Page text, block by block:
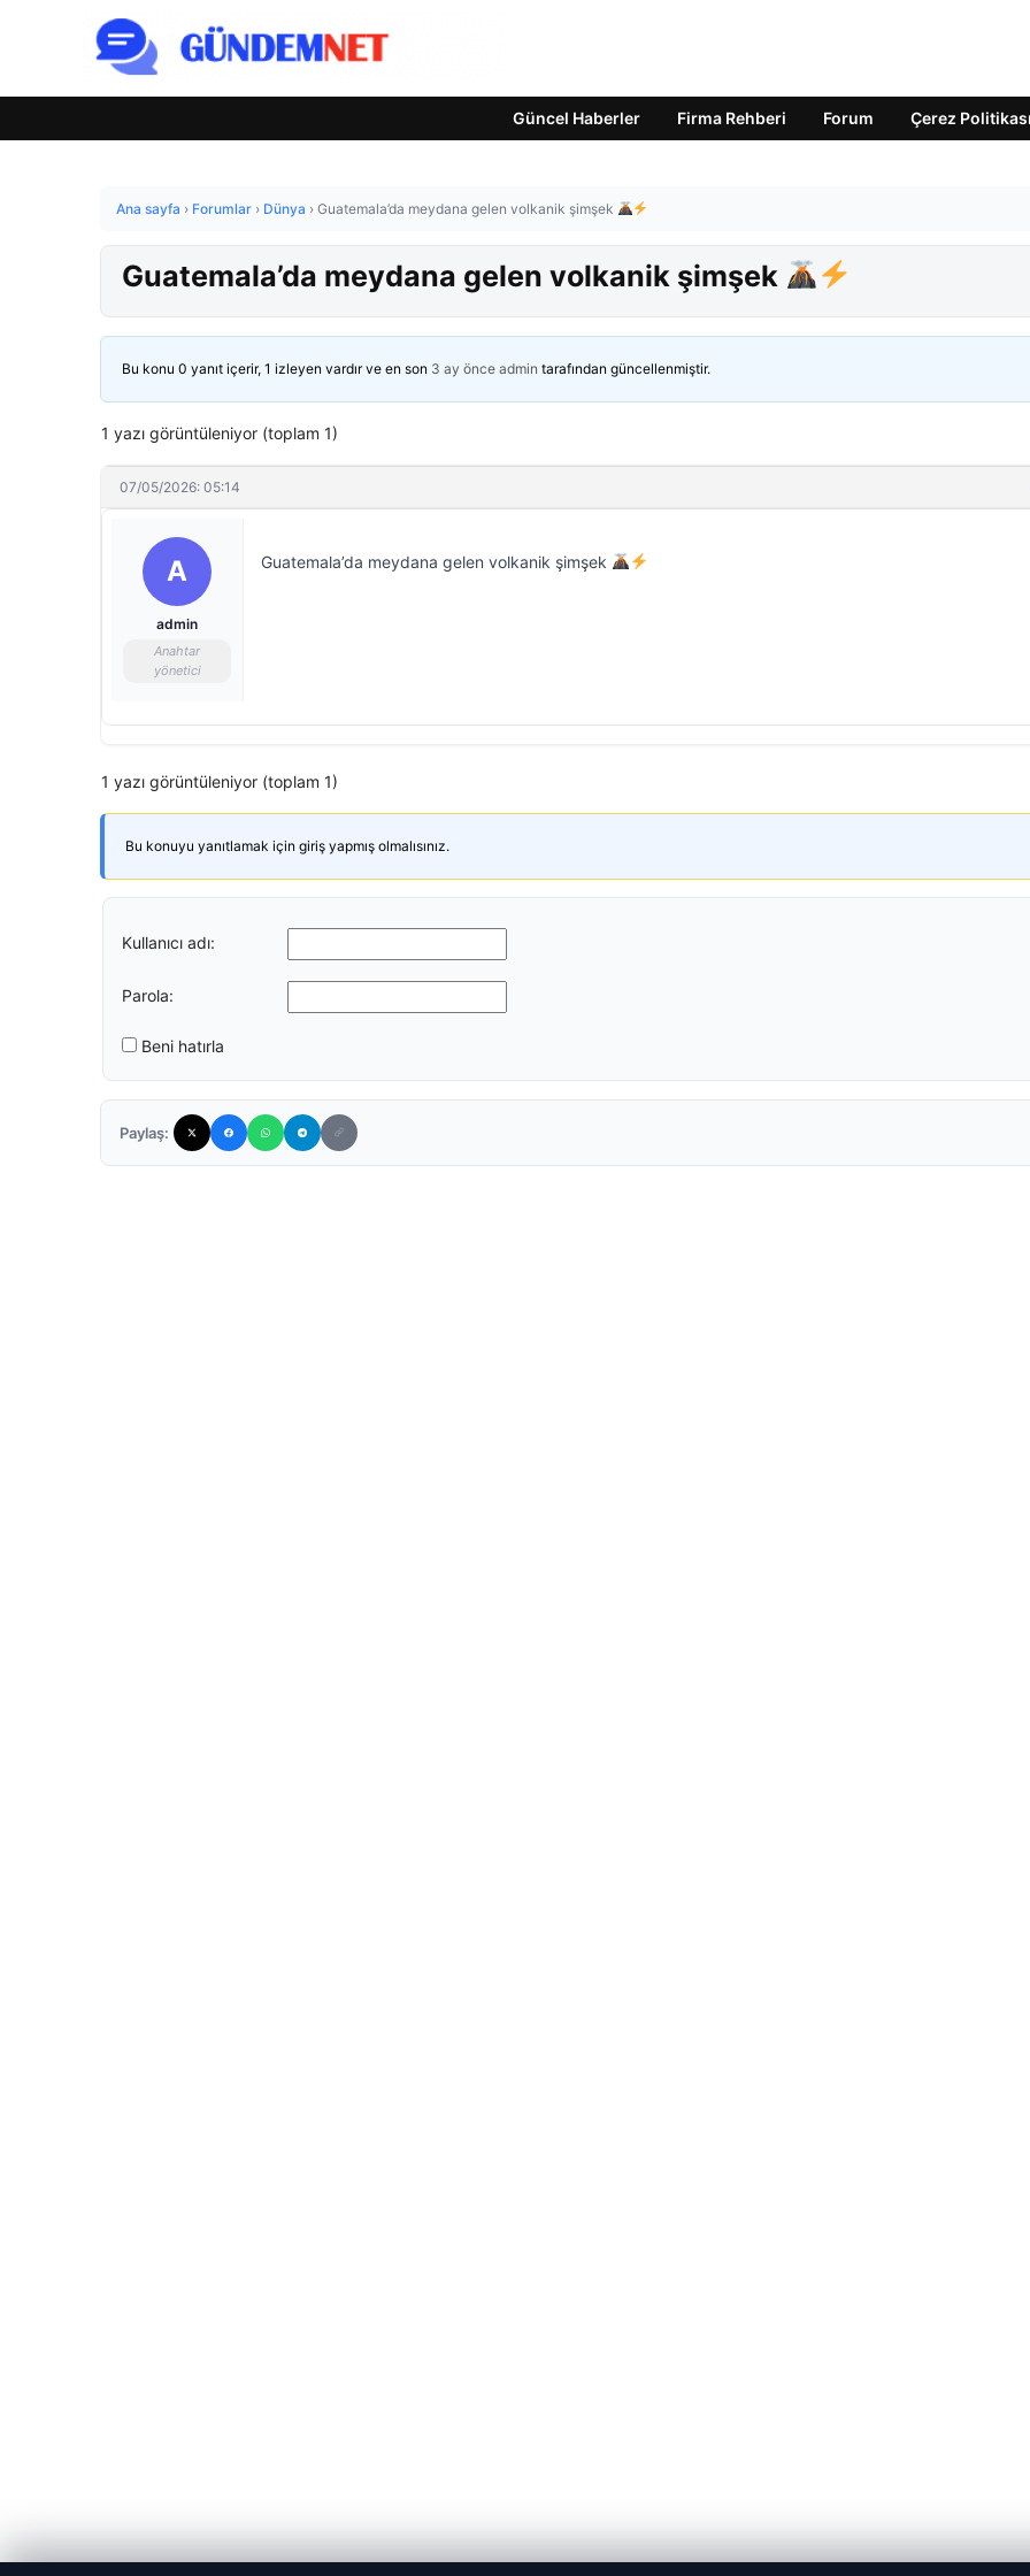
Güncel Haberler Firma Rehberi Forum Çerez Politikası
Ana sayfa › Forumlar › Dünya › Guatemala’da meydana gelen volkanik şimşek
Guatemala’da meydana gelen volkanik şimşek
Bu konu 0 yanıt içerir, 1 izleyen vardır ve en son 3 ay önce admin tarafından güncellenmiştir.
1 yazı görüntüleniyor (toplam 1)
07/05/2026: 05:14
A
admin
Anahtar
yönetici
Guatemala’da meydana gelen volkanik şimşek
1 yazı görüntüleniyor (toplam 1)
Bu konuyu yanıtlamak için giriş yapmış olmalısınız.
Kullanıcı adı:
Parola:
Beni hatırla
Paylaş: